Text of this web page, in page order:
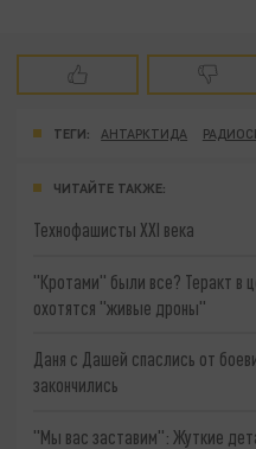
ТЕГИ: АНТАРКТИДА
ЧИТАЙТЕ ТАКЖЕ:
Технофашисты XXI века
"Кротами" были все? Теракт в
охотятся "живые дроны"
Даня с Дашей спаслись от
закончились
"Мы вас заставим": Жуткие